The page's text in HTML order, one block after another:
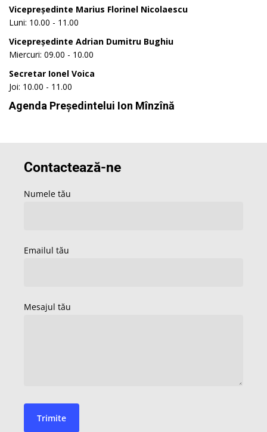
Vicepreședinte Marius Florinel Nicolaescu
Luni: 10.00 - 11.00
Vicepreședinte Adrian Dumitru Bughiu
Miercuri: 09.00 - 10.00
Secretar Ionel Voica
Joi: 10.00 - 11.00
Agenda Președintelui Ion Mînzînă